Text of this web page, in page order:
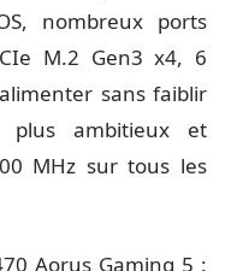
nombreux ports
M.2 Gen3 x4, 6
sans faiblir
plus ambitieux et
MHz sur tous les
Aorus Gaming 5 :